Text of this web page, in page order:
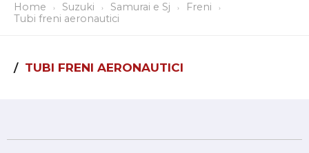
Home Suzuki Samurai e Sj
Freni
Tubi freni aeronautici
TUBI FRENI AERONAUTICI